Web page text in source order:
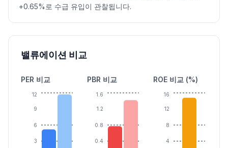
+0.65%로 수급 유입이 관찰됩니다.
밸류에이션 비교
PER 비교
3
6
9
12
PBR 비교
0.4
0.8
1.2
1.6
ROE 비교 (%)
4
8
12
16